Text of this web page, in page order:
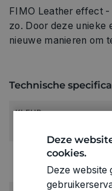
FIMO Leather effect
zo. Door deze unieke
nieuwe manieren om
Technische
KLEUR:
LEVERANCIERSKLEUR:
saffraangeel
Deze
cookies.
Deze website